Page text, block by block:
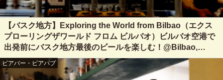
【バスク地方】Exploring the World from Bilbao（エクス
プローリングザワールド フロム ビルバオ）ビルバオ空港で
出発前にバスク地方最後のビールを楽しむ！@Bilbao,
Spain
ビアバー・ビアパブ